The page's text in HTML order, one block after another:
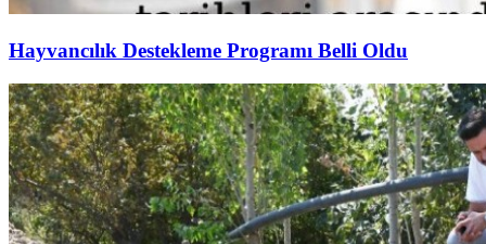
Hayvancılık Destekleme Programı Belli Oldu